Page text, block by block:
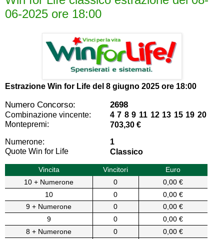
06-2025 ore 18:00
Estrazione Win for Life del 8 giugno 2025 ore 18:00
Numero Concorso: 2698
Combinazione vincente:
4 7 8 9 11 12 13 15 19 20
Montepremi:
703,30 €
Numerone:
1
Quote Win for Life
Classico
Vincita Vincitori
Euro
10 + Numerone
0
0,00 €
10
0
0,00 €
9 + Numerone
0
0,00 €
9
0
0,00 €
8 + Numerone
0
0,00 €